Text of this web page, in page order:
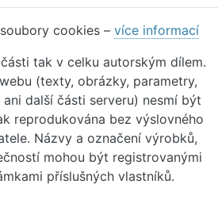
cookies – více informací
tak v celku autorským dílem.
(texty, obrázky, parametry,
další části serveru) nesmí být
reprodukována bez výslovného
Názvy a označení výrobků,
mohou být registrovanými
příslušných vlastníků.